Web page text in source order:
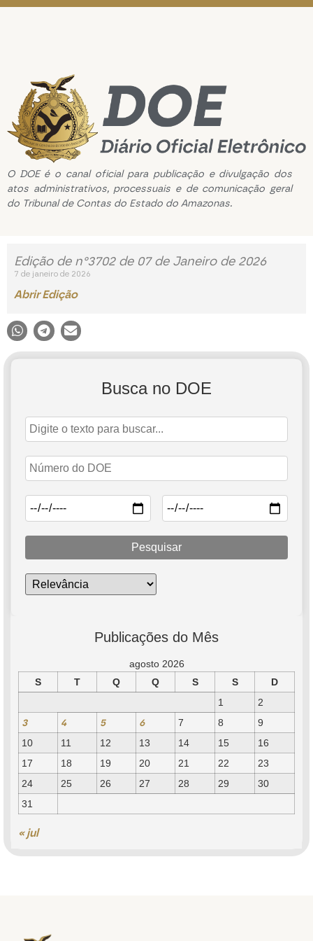
O DOE é o canal oficial para publicação e divulgação dos
atos administrativos, processuais e de comunicação geral
do Tribunal de Contas do Estado do Amazonas.
Edição de n°3702 de 07 de Janeiro de 2026
7 de janeiro de 2026
Abrir Edição
Busca no DOE
Pesquisar
Publicações do Mês
agosto 2026
S
T Q Q S S
D
1
2
3 4 5 6 7 8
9
10
11 12 13 14 15
16
17
18 19 20 21 22
23
24
25 26 27 28 29
30
31
« jul